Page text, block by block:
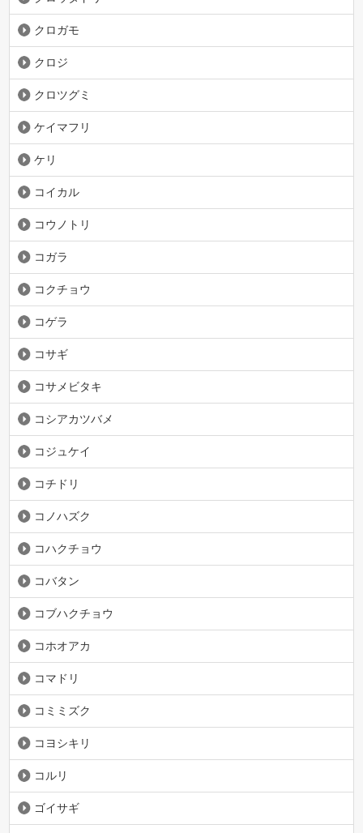
クロガモ
クロジ
クロツグミ
ケイマフリ
ケリ
コイカル
コウノトリ
コガラ
コクチョウ
コゲラ
コサギ
コサメビタキ
コシアカツバメ
コジュケイ
コチドリ
コノハズク
コハクチョウ
コバタン
コブハクチョウ
コホオアカ
コマドリ
コミミズク
コヨシキリ
コルリ
ゴイサギ